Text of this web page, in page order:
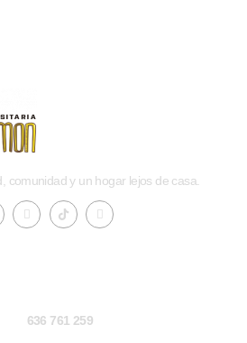
comunidad y un hogar lejos de casa.
636 761 259